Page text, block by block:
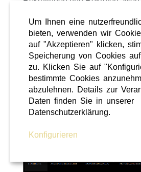
ÜBERREGIONAL
Um Ihnen eine
bieten, verwenden wir
auf "Akzeptieren" klicken,
Speicherung von Cookies
zu. Klicken Sie auf
bestimmte Cookies
abzulehnen. Details zur
Daten finden Sie in unserer
Datenschutzerklärung.
Konfigurieren